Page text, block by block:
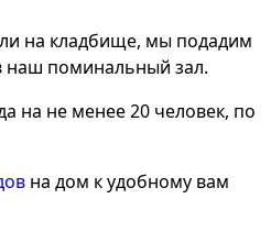
на кладбище, мы подадим
наш поминальный зал.
на не менее 20 человек, по
на дом к удобному вам